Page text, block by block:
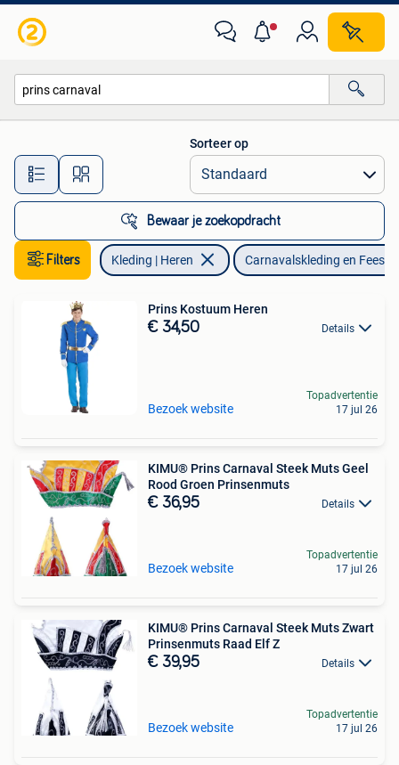
Alle afstanden…
Sorteer op
Bewaar je zoekopdracht
Filters Kleding | Heren Carnavalskleding en
Prins Kostuum Heren
€ 34,50 Details
Bezoek website
Topadvertentie
17 jul 26
KIMU® Prins Carnaval Steek Muts Geel
Rood Groen Prinsenmuts
€ 36,95 Details
Bezoek website
Topadvertentie
17 jul 26
KIMU® Prins Carnaval Steek Muts Zwart
Prinsenmuts Raad Elf Z
€ 39,95 Details
Bezoek website
Topadvertentie
17 jul 26